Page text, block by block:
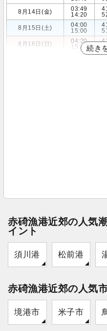
8月14日(金)
03:49
14:20
8月15日(土)
04:00
15:00
8月16日(日)
04:20
15:49続き
赤碕漁港近郊の人気
イント
須川港 松前港
赤碕漁港近郊の人気
境港市 米子市